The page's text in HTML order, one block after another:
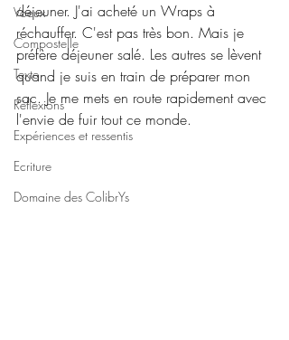
Voeux
Compostelle
Texte
Réflexions
Expériences et ressentis
Ecriture
Domaine des ColibrYs
déjeuner. J'ai acheté un Wraps à
réchauffer. C'est pas très bon. Mais je
préfère déjeuner salé. Les autres se lèvent
quand je suis en train de préparer mon
sac. Je me mets en route rapidement avec
l'envie de fuir tout ce monde.